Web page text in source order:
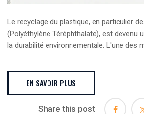
Le recyclage du plastique, en particulier
(Polyéthylène Téréphthalate), est devenu
la durabilité environnementale. L'une des
EN SAVOIR PLUS
Share this post